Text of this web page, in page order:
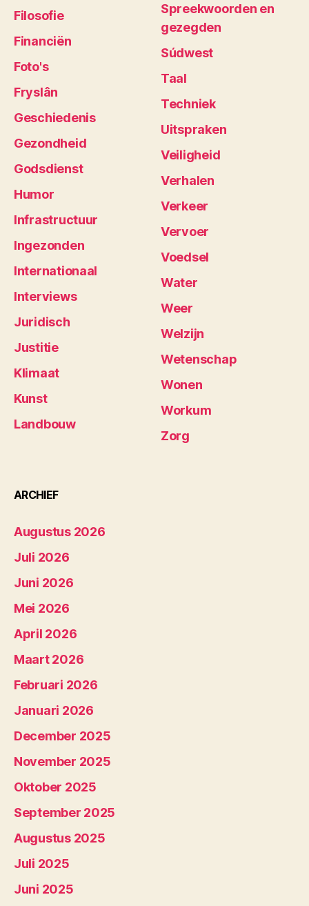
Filosofie
Financiën
Foto's
Fryslân
Geschiedenis
Gezondheid
Godsdienst
Humor
Infrastructuur
Ingezonden
Internationaal
Interviews
Juridisch
Justitie
Klimaat
Kunst
Landbouw
Spreekwoorden en
gezegden
Súdwest
Taal
Techniek
Uitspraken
Veiligheid
Verhalen
Verkeer
Vervoer
Voedsel
Water
Weer
Welzijn
Wetenschap
Wonen
Workum
Zorg
ARCHIEF
Augustus 2026
Juli 2026
Juni 2026
Mei 2026
April 2026
Maart 2026
Februari 2026
Januari 2026
December 2025
November 2025
Oktober 2025
September 2025
Augustus 2025
Juli 2025
Juni 2025